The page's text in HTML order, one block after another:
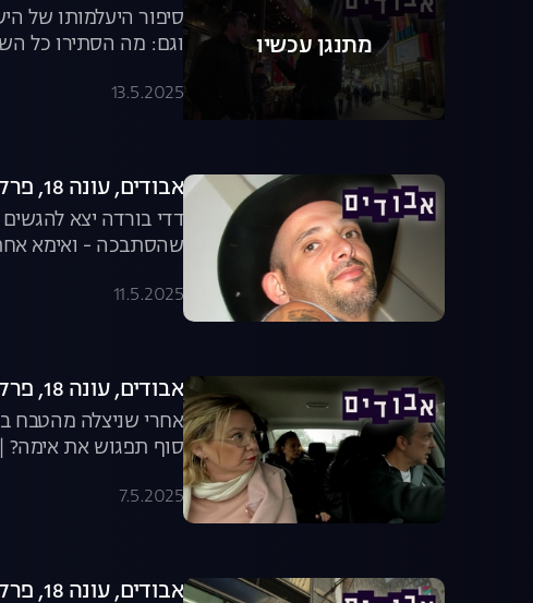
מתנגן עכשיו
סיפור היעלמותו של
וגם: מה הסתירו כל
13.5.2025
אבודים, עונה 18, פרק 3: פשע אמיתי לאס וגאס
דדי בורדה יצא
שהסתבכה - ואימא
11.5.2025
אבודים, עונה 18, פרק 2: הסוד של נטע נחשף
סוף תפגוש את אימה? |
7.5.2025
אבודים, עונה 18, פרק 1: הסוד של הילדה מבארי